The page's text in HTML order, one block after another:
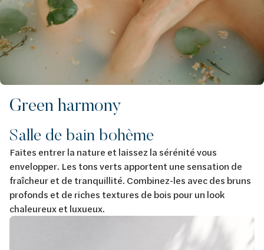
Green harmony
Salle de bain bohème
Faites entrer la nature et laissez la sérénité vous
envelopper. Les tons verts apportent une sensation de
fraîcheur et de tranquillité. Combinez-les avec des bruns
profonds et de riches textures de bois pour un look
chaleureux et luxueux.